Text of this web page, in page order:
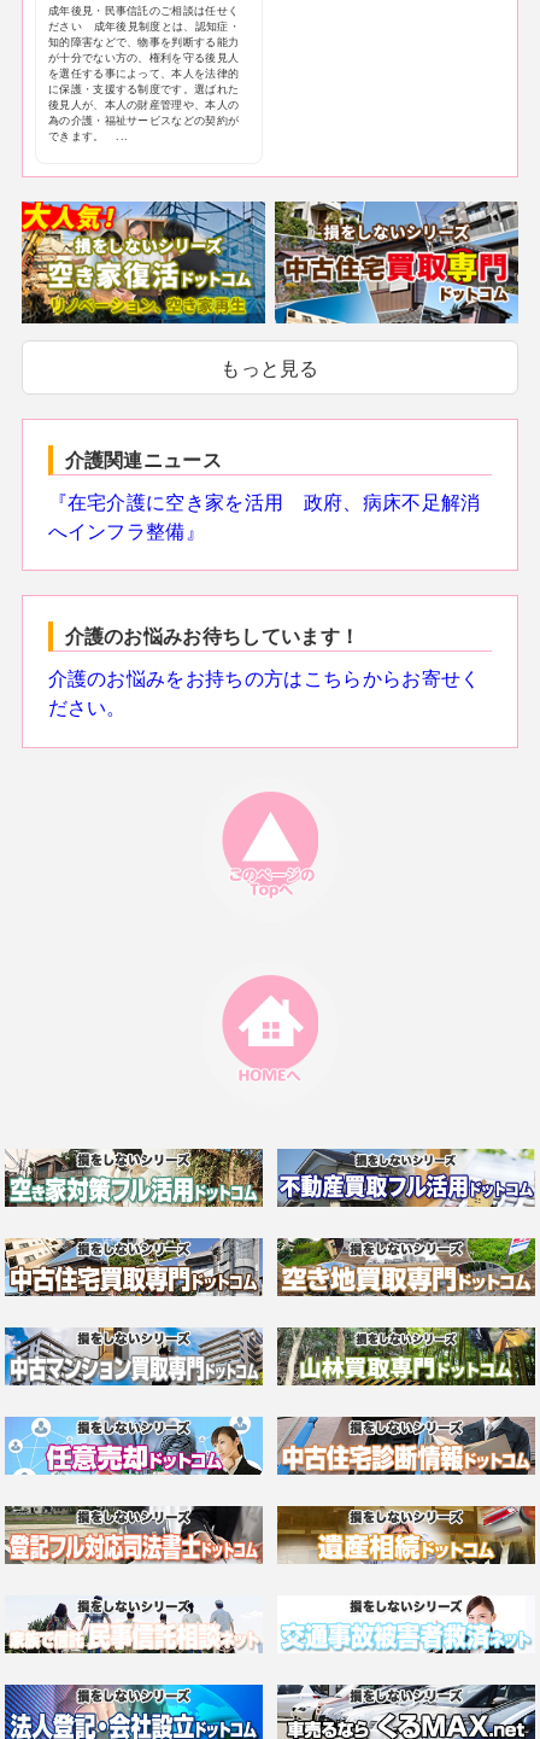
成年後見・民事信託のご相談は任せく
ださい 成年後見制度とは、認知症・
知的障害などで、物事を判断する能力
が十分でない方の、権利を守る後見人
を選任する事によって、本人を法律的
に保護・支援する制度です。選ばれた
後見人が、本人の財産管理や、本人の
為の介護・福祉サービスなどの契約が
できます。 ...
もっと見る
介護関連ニュース
『在宅介護に空き家を活用 政府、病床不足解消
へインフラ整備』
介護のお悩みお待ちしています！
介護のお悩みをお持ちの方はこちらからお寄せく
ださい。